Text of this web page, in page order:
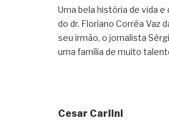
Uma bela história de vida e
do dr. Floriano Corrêa Vaz
seu irmão, o jornalista
uma família de muito
Cesar Carlini